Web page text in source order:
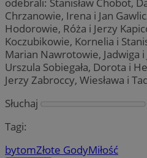
Chrzanowie, Irena i Jan
Hodorowie, Róża i Jerzy
Koczubikowie, Kornelia i
Marian Nawrotowie, Jadwiga i
Urszula Sobiegała, Dorota i
Jerzy Zabroccy, Wiesława i
Słuchaj
Tagi:
bytomZłote GodyMiłość